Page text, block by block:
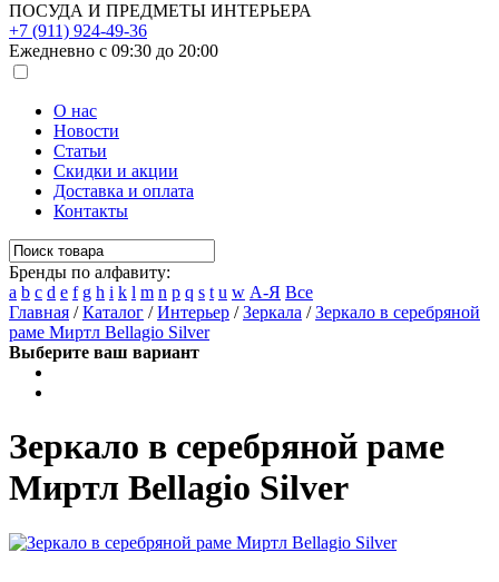
ПОСУДА И ПРЕДМЕТЫ ИНТЕРЬЕРА
+7 (911) 924-49-36
Ежедневно с 09:30 до 20:00
О нас
Новости
Статьи
Скидки и акции
Доставка и оплата
Контакты
Бренды по алфавиту:
a b c d e f g h i k l m n p q s t u w А-Я Все
Главная /Каталог /Интерьер /Зеркала /Зеркало в серебряной
раме Миртл Bellagio Silver
Выберите ваш вариант
Зеркало в серебряной раме
Миртл Bellagio Silver